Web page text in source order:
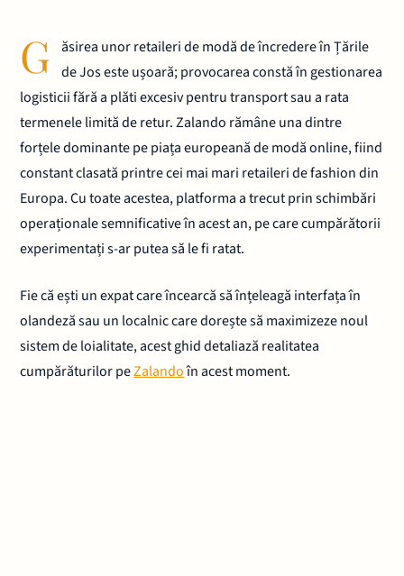
G
ăsirea unor retaileri de modă de încredere în Țările
de Jos este ușoară; provocarea constă în gestionarea
logisticii fără a plăti excesiv pentru transport sau a rata
termenele limită de retur. Zalando rămâne una dintre
forțele dominante pe piața europeană de modă online, fiind
constant clasată printre cei mai mari retaileri de fashion din
Europa. Cu toate acestea, platforma a trecut prin schimbări
operaționale semnificative în acest an, pe care cumpărătorii
experimentați s-ar putea să le fi ratat.
Fie că ești un expat care încearcă să înțeleagă interfața în
olandeză sau un localnic care dorește să maximizeze noul
sistem de loialitate, acest ghid detaliază realitatea
cumpărăturilor peZalandoîn acest moment.